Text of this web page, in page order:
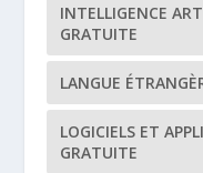
INTELLIGENCE
GRATUITE
LANGUE
LOGICIELS ET
GRATUITE